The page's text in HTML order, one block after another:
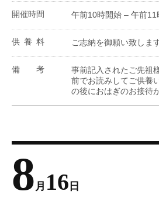
開催時間 午前10時開始 – 午前11
供養料 ご志納を御願い致します
備考
事前記入されたご先祖
前でお読みしてご供養
の後におはぎのお接待
8 月 16 日